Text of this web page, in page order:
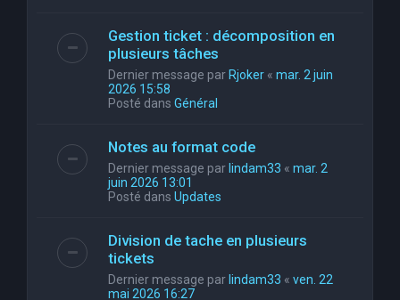
Gestion ticket : décomposition en
plusieurs tâches
Dernier message par Rjoker « mar. 2 juin
2026 15:58
Posté dans Général
Notes au format code
Dernier message par lindam33 « mar. 2
juin 2026 13:01
Posté dans Updates
Division de tache en plusieurs
tickets
Dernier message par lindam33 « ven. 22
mai 2026 16:27